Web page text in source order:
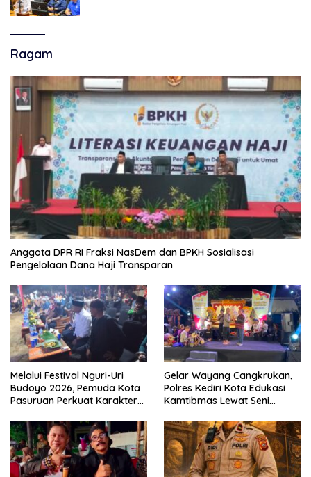
Ragam
Anggota DPR RI Fraksi NasDem dan BPKH Sosialisasi
Pengelolaan Dana Haji Transparan
Melalui Festival Nguri-Uri
Budoyo 2026, Pemuda Kota
Pasuruan Perkuat Karakter
Narkoba
Gelar Wayang Cangkrukan,
Polres Kediri Kota Edukasi
Kamtibmas Lewat Seni